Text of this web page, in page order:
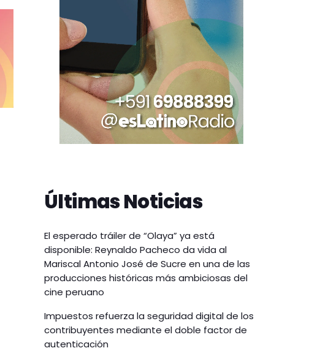
Últimas Noticias
El esperado tráiler de “Olaya” ya está
disponible: Reynaldo Pacheco da vida al
Mariscal Antonio José de Sucre en una de las
producciones históricas más ambiciosas del
cine peruano
Impuestos refuerza la seguridad digital de los
contribuyentes mediante el doble factor de
autenticación